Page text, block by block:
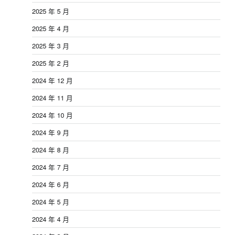
2025 年 5 月
2025 年 4 月
2025 年 3 月
2025 年 2 月
2024 年 12 月
2024 年 11 月
2024 年 10 月
2024 年 9 月
2024 年 8 月
2024 年 7 月
2024 年 6 月
2024 年 5 月
2024 年 4 月